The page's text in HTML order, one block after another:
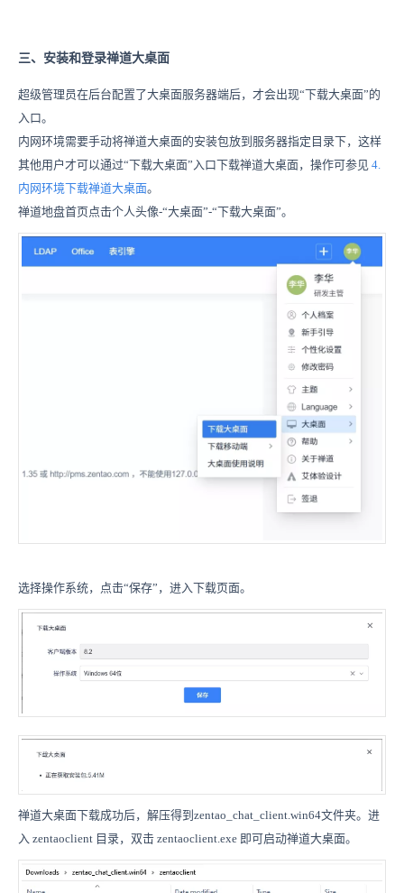
三、安装和登录禅道大桌面
超级管理员在后台配置了大桌面服务器端后，才会出现“下载大桌面”的
入口。
内网环境需要手动将禅道大桌面的安装包放到服务器指定目录下，这样
其他用户才可以通过“下载大桌面”入口下载禅道大桌面，操作可参见 4.
内网环境下载禅道大桌面。
禅道地盘首页点击个人头像-“大桌面”-“下载大桌面”。
选择操作系统，点击“保存”，进入下载页面。
禅道大桌面下载成功后，解压得到zentao_chat_client.win64文件夹。进
入 zentaoclient 目录，双击 zentaoclient.exe 即可启动禅道大桌面。